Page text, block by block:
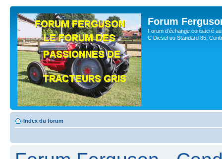
Forum
Forum d'échange consacré
C Diesel ou Standard 85,
Index du forum